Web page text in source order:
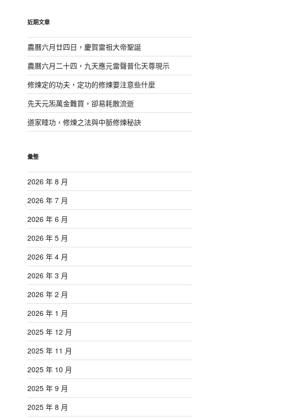
字:
近期文章
農曆六月廿四日，慶賀雷祖大帝聖誕
農曆六月二十四，九天應元雷聲普化天尊現示
修煉定的功夫，定功的修煉要注意些什麼
先天元炁萬金難買，卻易耗散流逝
道家睡功，修煉之法與中脈修煉秘訣
彙整
2026 年 8 月
2026 年 7 月
2026 年 6 月
2026 年 5 月
2026 年 4 月
2026 年 3 月
2026 年 2 月
2026 年 1 月
2025 年 12 月
2025 年 11 月
2025 年 10 月
2025 年 9 月
2025 年 8 月